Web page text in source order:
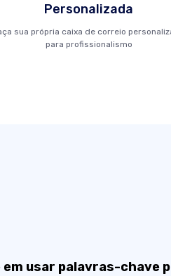
Personalizada
sua própria caixa de correio
para profissionalismo
em usar palavras-chave